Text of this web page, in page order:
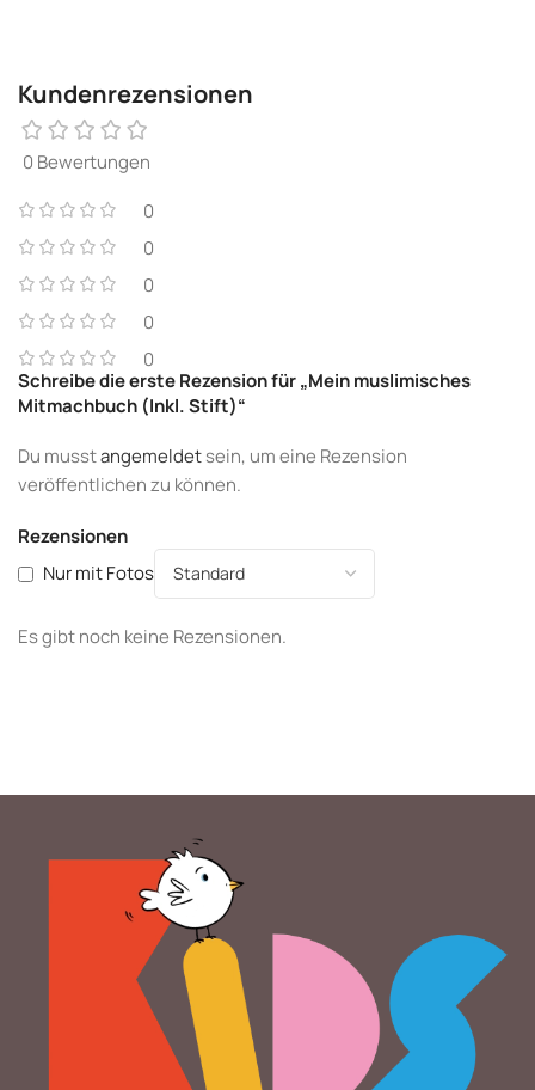
Kundenrezensionen
0 Bewertungen
0
0
0
0
0
Rezensionen
Nur mit Fotos
Es gibt noch keine Rezensionen.
Schreibe die erste Rezension für „Mein muslimisches
Mitmachbuch (Inkl. Stift)“
Du musstangemeldetsein, um eine Rezension
veröffentlichen zu können.